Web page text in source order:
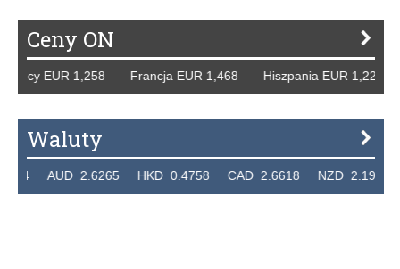
Ceny ON
EUR 1,258 Francja EUR 1,468 Hiszpania EUR 1,229
Waluty
AUD 2.6265 HKD 0.4758 CAD 2.6618 NZD 2.1914